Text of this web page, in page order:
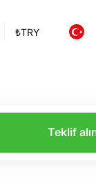
₺TRY
Teklif